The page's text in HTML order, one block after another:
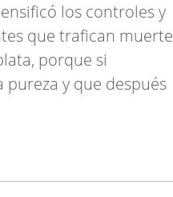
los controles y
que trafican muerte
porque si
y que después